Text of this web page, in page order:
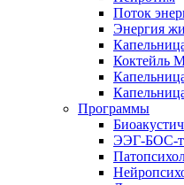
Поток
Энергия
Коктейль
Программы
ЭЭГ-БОС-